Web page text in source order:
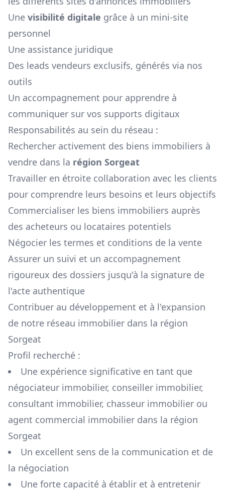
Une visibilité digitale grâce à un mini-site
personnel
Une assistance juridique
Des leads vendeurs exclusifs, générés via nos
outils
Un accompagnement pour apprendre à
communiquer sur vos supports digitaux
Responsabilités au sein du réseau :
Rechercher activement des biens immobiliers à
vendre dans la région Sorgeat
Travailler en étroite collaboration avec les clients
pour comprendre leurs besoins et leurs objectifs
Commercialiser les biens immobiliers auprès
des acheteurs ou locataires potentiels
Négocier les termes et conditions de la vente
Assurer un suivi et un accompagnement
rigoureux des dossiers jusqu'à la signature de
l'acte authentique
Contribuer au développement et à l'expansion
de notre réseau immobilier dans la région
Sorgeat
Profil recherché :
Une expérience significative en tant que
négociateur immobilier, conseiller immobilier,
consultant immobilier, chasseur immobilier ou
agent commercial immobilier dans la région
Sorgeat
Un excellent sens de la communication et de
la négociation
Une forte capacité à établir et à entretenir